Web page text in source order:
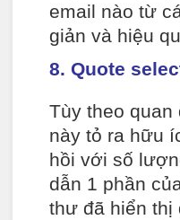
email nào từ
giản và hiệu
8. Quote
Tùy theo
này tỏ ra hữu
hồi với số
dẫn 1 phần
thư đã hiển thị